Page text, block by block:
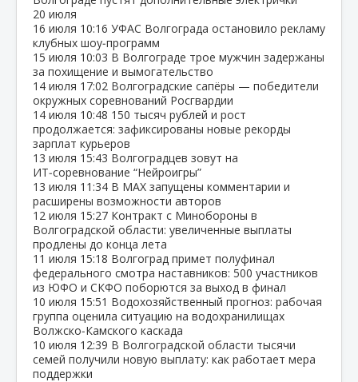
20 июля
16 июля 10:16 УФАС Волгограда остановило рекламу
клубных шоу‑программ
15 июля 10:03 В Волгограде трое мужчин задержаны
за похищение и вымогательство
14 июля 17:02 Волгоградские сапёры — победители
окружных соревнований Росгвардии
14 июля 10:48 150 тысяч рублей и рост
продолжается: зафиксированы новые рекорды
зарплат курьеров
13 июля 15:43 Волгоградцев зовут на
ИТ‑соревнование “Нейроигры”
13 июля 11:34 В МАХ запущены комментарии и
расширены возможности авторов
12 июля 15:27 Контракт с Минобороны в
Волгоградской области: увеличенные выплаты
продлены до конца лета
11 июля 15:18 Волгоград примет полуфинал
федерального смотра наставников: 500 участников
из ЮФО и СКФО поборются за выход в финал
10 июля 15:51 Водохозяйственный прогноз: рабочая
группа оценила ситуацию на водохранилищах
Волжско‑Камского каскада
10 июля 12:39 В Волгоградской области тысячи
семей получили новую выплату: как работает мера
поддержки